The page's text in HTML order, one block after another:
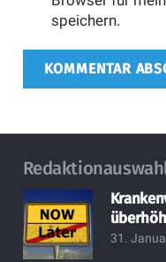
speichern.
KOMMENTAR
31.